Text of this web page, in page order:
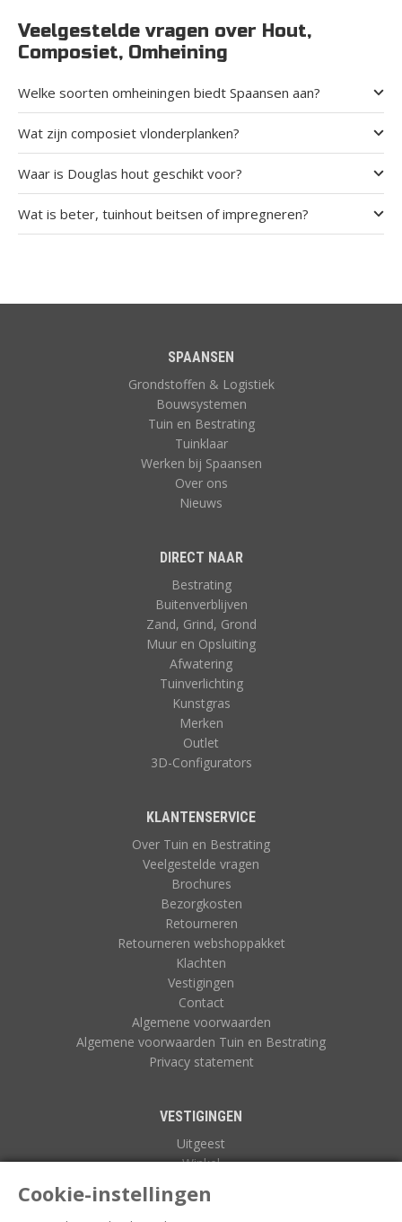
Cookie-instellingen
Veelgestelde vragen over Hout,
Composiet, Omheining
Welke soorten omheiningen biedt Spaansen aan?
Wat zijn composiet vlonderplanken?
Waar is Douglas hout geschikt voor?
Wat is beter, tuinhout beitsen of impregneren?
SPAANSEN
Grondstoffen & Logistiek
Bouwsystemen
Tuin en Bestrating
Tuinklaar
Werken bij Spaansen
Over ons
Nieuws
DIRECT NAAR
Bestrating
Buitenverblijven
Zand, Grind, Grond
Muur en Opsluiting
Afwatering
Tuinverlichting
Kunstgras
Merken
Outlet
3D-Configurators
KLANTENSERVICE
Over Tuin en Bestrating
Veelgestelde vragen
Brochures
Bezorgkosten
Retourneren
Retourneren webshoppakket
Klachten
Vestigingen
Contact
Algemene voorwaarden
Algemene voorwaarden Tuin en Bestrating
Privacy statement
VESTIGINGEN
Uitgeest
Winkel
Zuidoostbeemster